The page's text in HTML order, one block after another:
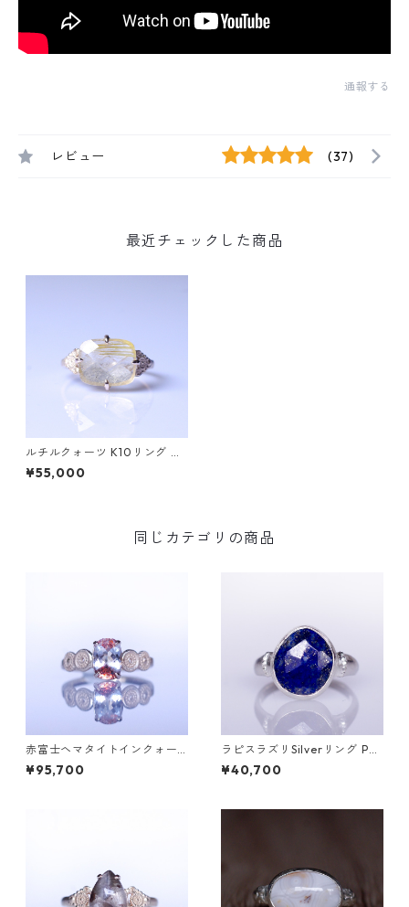
通報する
レビュー (37)
最近チェックした商品
ルチルクォーツ K10リング M
ALWA (マルワ)
¥55,000
同じカテゴリの商品
赤富士ヘマタイトインクォー
ツK10リング DAHMA(ダーマ)
[D052]
¥95,700
ラピスラズリSilverリング PA
O(パオ）[P002]
¥40,700